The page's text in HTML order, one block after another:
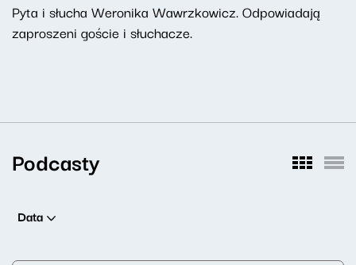
Pyta i słucha Weronika Wawrzkowicz. Odpowiadają
zaproszeni goście i słuchacze.
Podcasty
Data